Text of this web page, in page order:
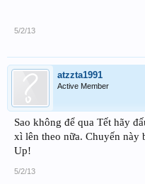
5/2/13
atzzta1991
Active Member
Sao không để qua Tết hãy
xì lên theo nữa. Chuyến này
Up!
5/2/13